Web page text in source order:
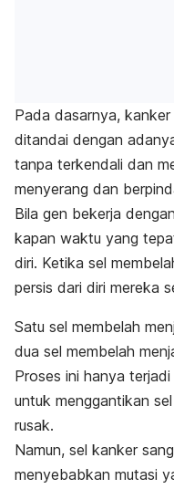
Pada dasarnya,
ditandai dengan
tanpa terkendali dan
menyerang dan
Bila gen bekerja
kapan waktu yang
diri. Ketika sel
persis dari diri mereka
Satu sel membelah
dua sel membelah
Proses ini hanya
untuk menggantikan
rusak.
Namun, sel kanker
menyebabkan mutasi